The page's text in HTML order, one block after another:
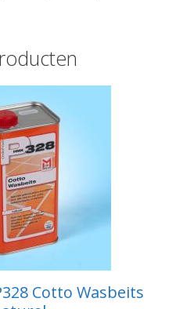
Cotto Wasbeits